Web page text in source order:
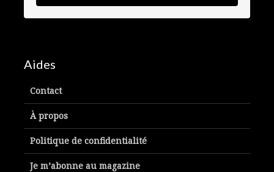
Aides
Contact
À propos
Politique de confidentialité
Je m’abonne au magazine